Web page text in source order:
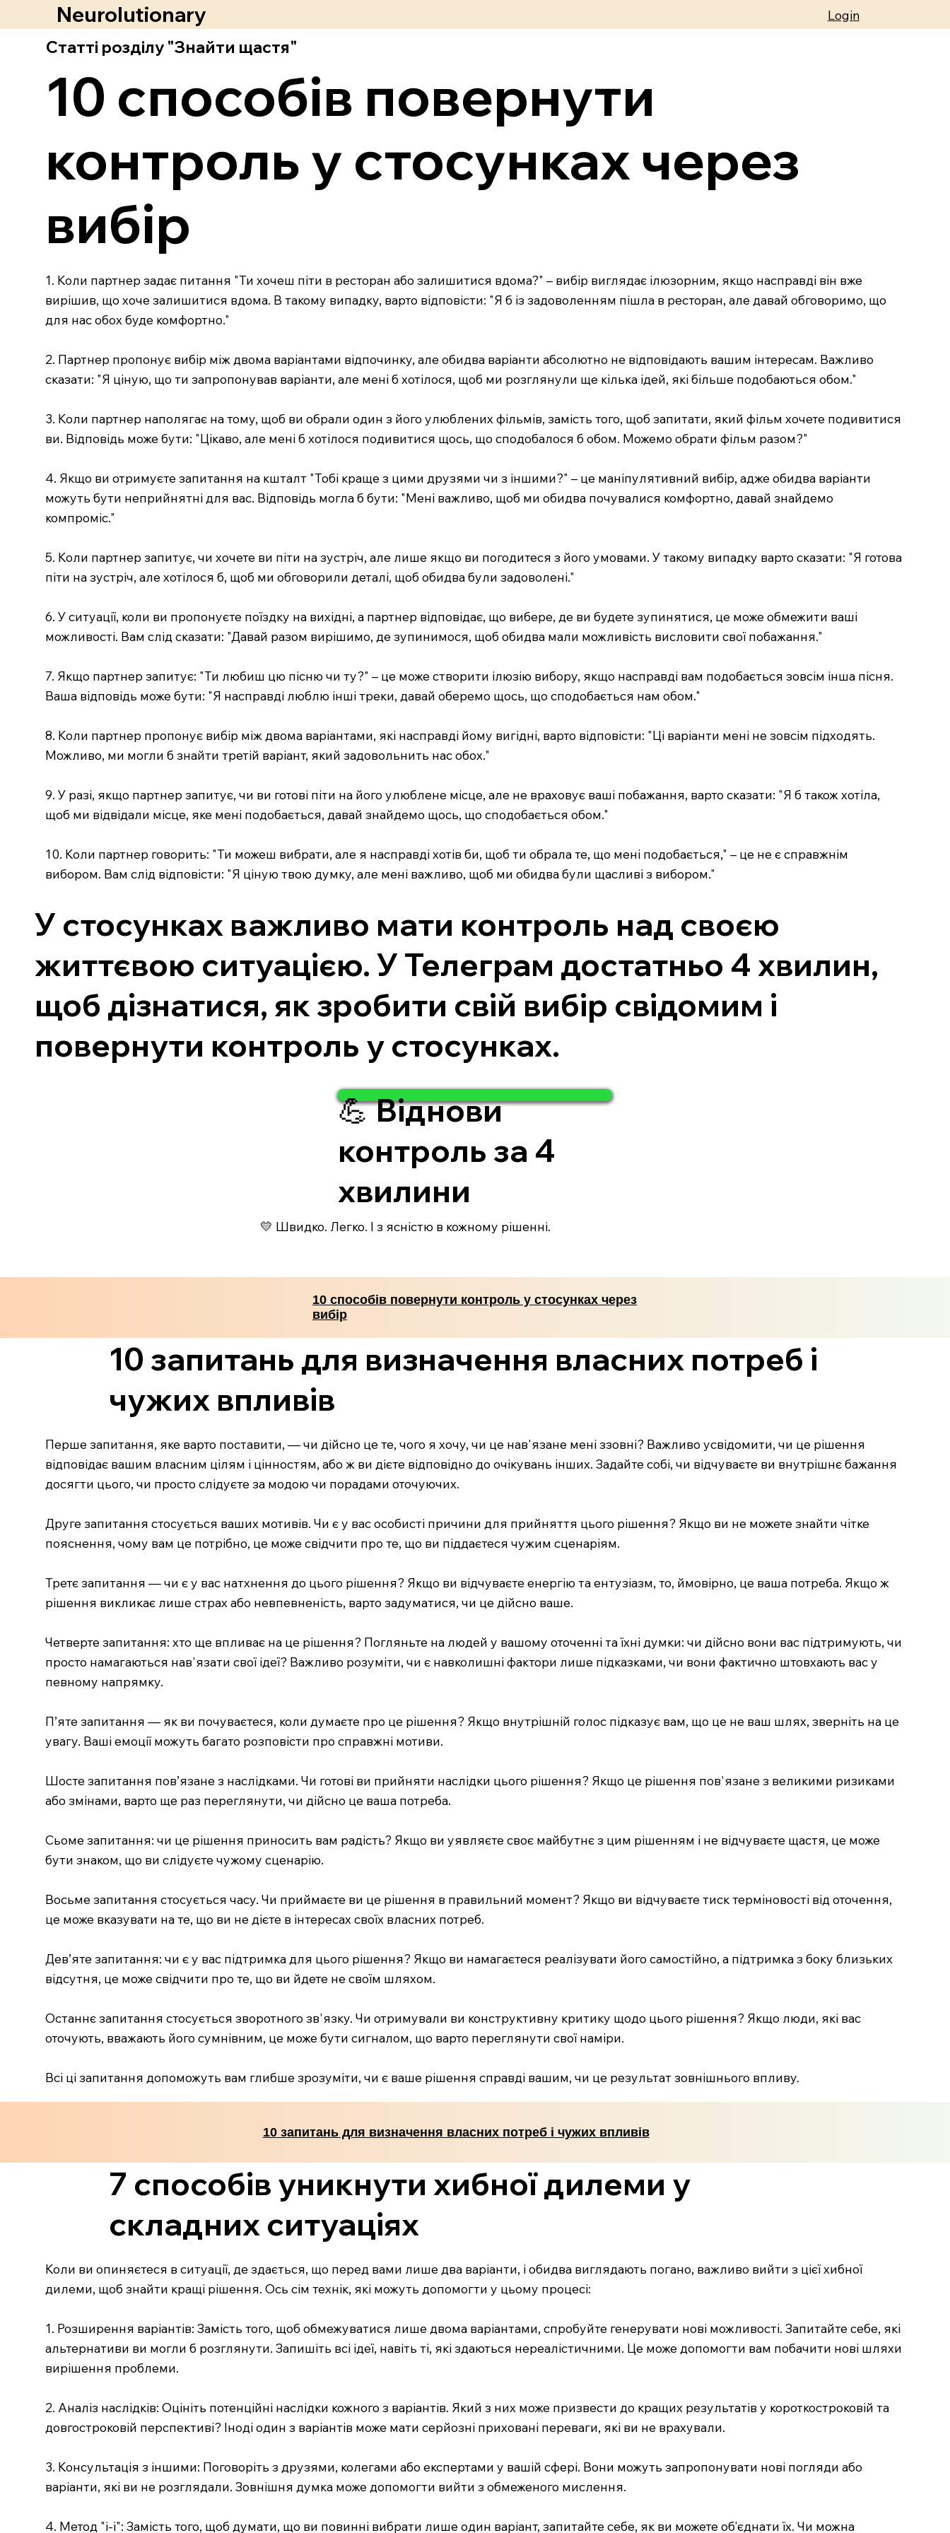
Neurolutionary Login
Статті розділу "Знайти щастя"
10 способів повернути
контроль у стосунках через
вибір
1. Коли партнер задає питання "Ти хочеш піти в ресторан або залишитися вдома?" – вибір виглядає ілюзорним, якщо насправді він вже
вирішив, що хоче залишитися вдома. В такому випадку, варто відповісти: "Я б із задоволенням пішла в ресторан, але давай обговоримо, що
для нас обох буде комфортно."
2. Партнер пропонує вибір між двома варіантами відпочинку, але обидва варіанти абсолютно не відповідають вашим інтересам. Важливо
сказати: "Я ціную, що ти запропонував варіанти, але мені б хотілося, щоб ми розглянули ще кілька ідей, які більше подобаються обом."
3. Коли партнер наполягає на тому, щоб ви обрали один з його улюблених фільмів, замість того, щоб запитати, який фільм хочете подивитися
ви. Відповідь може бути: "Цікаво, але мені б хотілося подивитися щось, що сподобалося б обом. Можемо обрати фільм разом?"
4. Якщо ви отримуєте запитання на кшталт "Тобі краще з цими друзями чи з іншими?" – це маніпулятивний вибір, адже обидва варіанти
можуть бути неприйнятні для вас. Відповідь могла б бути: "Мені важливо, щоб ми обидва почувалися комфортно, давай знайдемо
компроміс."
5. Коли партнер запитує, чи хочете ви піти на зустріч, але лише якщо ви погодитеся з його умовами. У такому випадку варто сказати: "Я готова
піти на зустріч, але хотілося б, щоб ми обговорили деталі, щоб обидва були задоволені."
6. У ситуації, коли ви пропонуєте поїздку на вихідні, а партнер відповідає, що вибере, де ви будете зупинятися, це може обмежити ваші
можливості. Вам слід сказати: "Давай разом вирішимо, де зупинимося, щоб обидва мали можливість висловити свої побажання."
7. Якщо партнер запитує: "Ти любиш цю пісню чи ту?" – це може створити ілюзію вибору, якщо насправді вам подобається зовсім інша пісня.
Ваша відповідь може бути: "Я насправді люблю інші треки, давай оберемо щось, що сподобається нам обом."
8. Коли партнер пропонує вибір між двома варіантами, які насправді йому вигідні, варто відповісти: "Ці варіанти мені не зовсім підходять.
Можливо, ми могли б знайти третій варіант, який задовольнить нас обох."
9. У разі, якщо партнер запитує, чи ви готові піти на його улюблене місце, але не враховує ваші побажання, варто сказати: "Я б також хотіла,
щоб ми відвідали місце, яке мені подобається, давай знайдемо щось, що сподобається обом."
10. Коли партнер говорить: "Ти можеш вибрати, але я насправді хотів би, щоб ти обрала те, що мені подобається," – це не є справжнім
вибором. Вам слід відповісти: "Я ціную твою думку, але мені важливо, щоб ми обидва були щасливі з вибором."
У стосунках важливо мати контроль над своєю
життєвою ситуацією. У Телеграм достатньо 4 хвилин,
щоб дізнатися, як зробити свій вибір свідомим і
повернути контроль у стосунках.
💪 Віднови
контроль за 4
хвилини
💛 Швидко. Легко. І з ясністю в кожному рішенні.
10 способів повернути контроль у стосунках через
вибір
10 запитань для визначення власних потреб і
чужих впливів
Перше запитання, яке варто поставити, — чи дійсно це те, чого я хочу, чи це нав'язане мені ззовні? Важливо усвідомити, чи це рішення
відповідає вашим власним цілям і цінностям, або ж ви дієте відповідно до очікувань інших. Задайте собі, чи відчуваєте ви внутрішнє бажання
досягти цього, чи просто слідуєте за модою чи порадами оточуючих.
Друге запитання стосується ваших мотивів. Чи є у вас особисті причини для прийняття цього рішення? Якщо ви не можете знайти чітке
пояснення, чому вам це потрібно, це може свідчити про те, що ви піддаєтеся чужим сценаріям.
Третє запитання — чи є у вас натхнення до цього рішення? Якщо ви відчуваєте енергію та ентузіазм, то, ймовірно, це ваша потреба. Якщо ж
рішення викликає лише страх або невпевненість, варто задуматися, чи це дійсно ваше.
Четверте запитання: хто ще впливає на це рішення? Погляньте на людей у вашому оточенні та їхні думки: чи дійсно вони вас підтримують, чи
просто намагаються нав'язати свої ідеї? Важливо розуміти, чи є навколишні фактори лише підказками, чи вони фактично штовхають вас у
певному напрямку.
П’яте запитання — як ви почуваєтеся, коли думаєте про це рішення? Якщо внутрішній голос підказує вам, що це не ваш шлях, зверніть на це
увагу. Ваші емоції можуть багато розповісти про справжні мотиви.
Шосте запитання пов’язане з наслідками. Чи готові ви прийняти наслідки цього рішення? Якщо це рішення пов'язане з великими ризиками
або змінами, варто ще раз переглянути, чи дійсно це ваша потреба.
Сьоме запитання: чи це рішення приносить вам радість? Якщо ви уявляєте своє майбутнє з цим рішенням і не відчуваєте щастя, це може
бути знаком, що ви слідуєте чужому сценарію.
Восьме запитання стосується часу. Чи приймаєте ви це рішення в правильний момент? Якщо ви відчуваєте тиск терміновості від оточення,
це може вказувати на те, що ви не дієте в інтересах своїх власних потреб.
Дев’яте запитання: чи є у вас підтримка для цього рішення? Якщо ви намагаєтеся реалізувати його самостійно, а підтримка з боку близьких
відсутня, це може свідчити про те, що ви йдете не своїм шляхом.
Останнє запитання стосується зворотного зв'язку. Чи отримували ви конструктивну критику щодо цього рішення? Якщо люди, які вас
оточують, вважають його сумнівним, це може бути сигналом, що варто переглянути свої наміри.
Всі ці запитання допоможуть вам глибше зрозуміти, чи є ваше рішення справді вашим, чи це результат зовнішнього впливу.
10 запитань для визначення власних потреб і чужих впливів
7 способів уникнути хибної дилеми у
складних ситуаціях
Коли ви опиняєтеся в ситуації, де здається, що перед вами лише два варіанти, і обидва виглядають погано, важливо вийти з цієї хибної
дилеми, щоб знайти кращі рішення. Ось сім технік, які можуть допомогти у цьому процесі:
1. Розширення варіантів: Замість того, щоб обмежуватися лише двома варіантами, спробуйте генерувати нові можливості. Запитайте себе, які
альтернативи ви могли б розглянути. Запишіть всі ідеї, навіть ті, які здаються нереалістичними. Це може допомогти вам побачити нові шляхи
вирішення проблеми.
2. Аналіз наслідків: Оцініть потенційні наслідки кожного з варіантів. Який з них може призвести до кращих результатів у короткостроковій та
довгостроковій перспективі? Іноді один з варіантів може мати серйозні приховані переваги, які ви не врахували.
3. Консультація з іншими: Поговоріть з друзями, колегами або експертами у вашій сфері. Вони можуть запропонувати нові погляди або
варіанти, які ви не розглядали. Зовнішня думка може допомогти вийти з обмеженого мислення.
4. Метод "і-і": Замість того, щоб думати, що ви повинні вибрати лише один варіант, запитайте себе, як ви можете об'єднати їх. Чи можна